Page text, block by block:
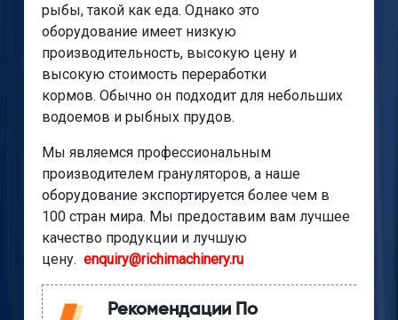
рыбы, такой как еда. Однако это
оборудование имеет низкую
производительность, высокую цену и
высокую стоимость переработки
кормов. Обычно он подходит для небольших
водоемов и рыбных прудов.
Мы являемся профессиональным
производителем грануляторов, а наше
оборудование экспортируется более чем в
100 стран мира. Мы предоставим вам лучшее
качество продукции и лучшую
цену. enquiry@richimachinery.ru
Рекомендации По